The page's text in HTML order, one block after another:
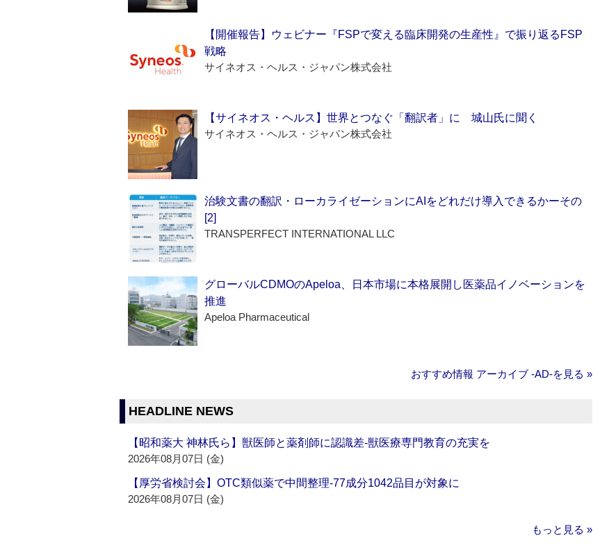
【開催報告】ウェビナー『FSPで変える臨床開発の生産性』で振り返るFSP
戦略
サイネオス・ヘルス・ジャパン株式会社
【サイネオス・ヘルス】世界とつなぐ「翻訳者」に 城山氏に聞く
サイネオス・ヘルス・ジャパン株式会社
治験文書の翻訳・ローカライゼーションにAIをどれだけ導入できるかーその
[2]
TRANSPERFECT INTERNATIONAL LLC
グローバルCDMOのApeloa、日本市場に本格展開し医薬品イノベーションを
推進
Apeloa Pharmaceutical
おすすめ情報 アーカイブ ‐AD‐を見る »
HEADLINE NEWS
【昭和薬大 神林氏ら】獣医師と薬剤師に認識差‐獣医療専門教育の充実を
2026年08月07日 (金)
【厚労省検討会】OTC類似薬で中間整理‐77成分1042品目が対象に
2026年08月07日 (金)
もっと見る »